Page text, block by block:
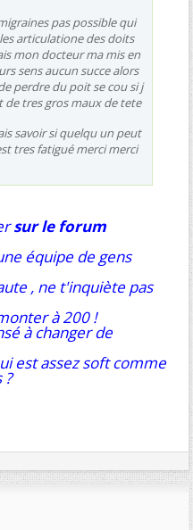
pas possible qui
articulatione des doits
mon docteur ma mis en
sens aucun succe alors
perdre du poit se cou si j
de tres gros maux de tete
savoir si quelqu un peut
tres fatigué merci merci
sur le forum
équipe de gens
, ne t'inquiète pas
à 200 !
à changer de
est assez soft comme